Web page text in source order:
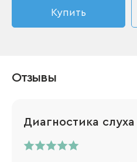
Купить
Отзывы
Диагностика слуха